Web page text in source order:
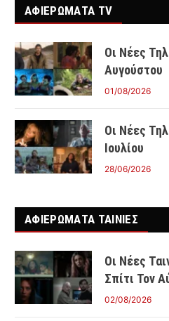
ΑΦΙΕΡΩΜΑΤΑ TV
Οι Νέες
Αυγούστου
01/08/2026
Οι Νέες
Ιουλίου
28/06/2026
ΑΦΙΕΡΩΜΑΤΑ ΤΑΙΝΊΕΣ
Οι Νέες
Σπίτι Τον
02/08/2026